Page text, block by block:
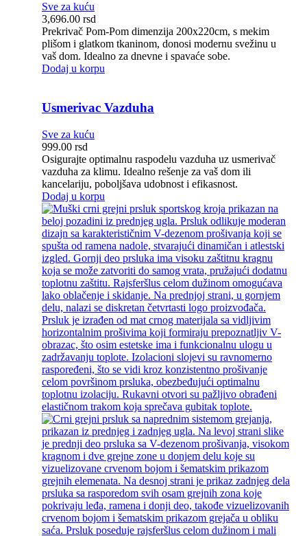
Sve za kuću
3,696.00 rsd
Prekrivač Pom-Pom dimenzija 200x220cm, s mekim
plišom i glatkom tkaninom, donosi modernu svežinu u
vaš dom. Idealno za dnevne i spavaće sobe.
Dodaj u korpu
Usmerivac Vazduha
Sve za kuću
999.00 rsd
Osigurajte optimalnu raspodelu vazduha uz usmerivač
vazduha za klimu. Idealno rešenje za vaš dom ili
kancelariju, poboljšava udobnost i efikasnost.
Dodaj u korpu